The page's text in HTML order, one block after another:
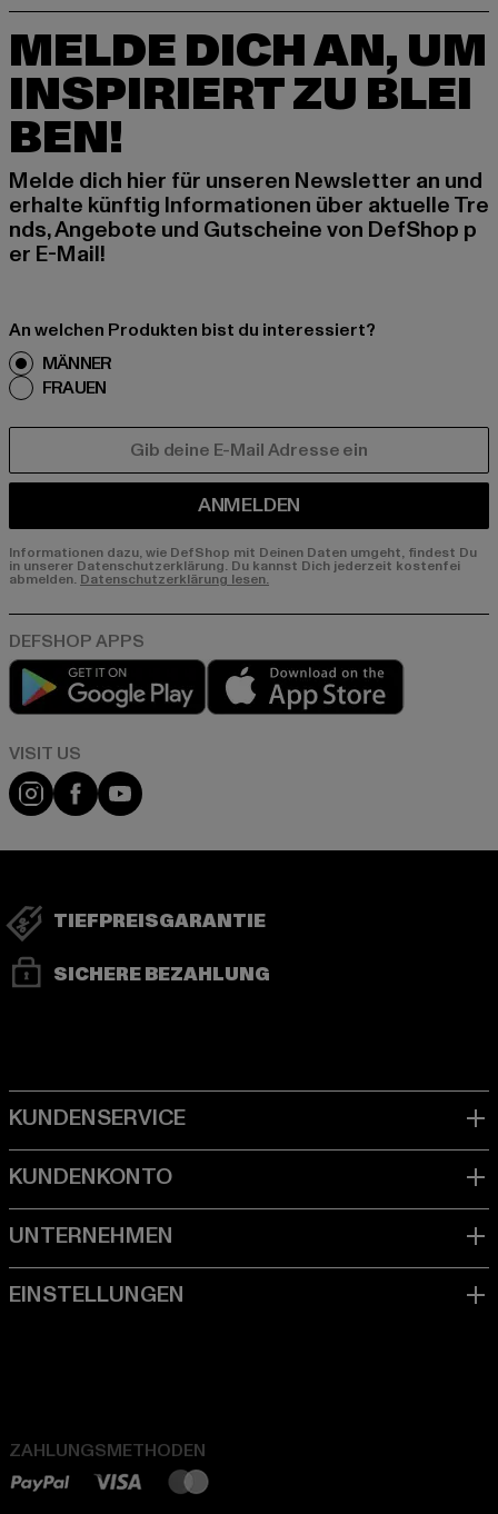
MELDE DICH AN, UM
INSPIRIERT ZU BLEI
BEN!
Melde dich hier für unseren Newsletter an und
erhalte künftig Informationen über aktuelle Tre
nds, Angebote und Gutscheine von DefShop p
er E-Mail!
An welchen Produkten bist du interessiert?
MÄNNER
FRAUEN
ANMELDEN
Informationen dazu, wie DefShop mit Deinen Daten umgeht, findest Du
in unserer Datenschutzerklärung. Du kannst Dich jederzeit kostenfei
abmelden. Datenschutzerklärung lesen.
Play market
Visit our Instagram page:
Visit our Facebook page:
Visit our YouTube channel:
TIEFPREISGARANTIE
SICHERE BEZAHLUNG
ZAHLUNGSMETHODEN